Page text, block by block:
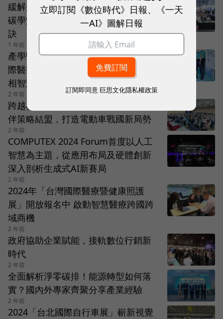
緩解企業碳焦慮！外貿協會首度舉辦
碳學堂，從實戰課程解鎖永續轉型秘
訣
1 年前
產學醫專家共議 AI 醫療未來 「台灣國
際醫療暨健康照護展」記者會搶先亮
相智慧醫療產品
2 年前
跨越界線 馳向未來---台灣串聯國際夥
伴策略結盟，打造電動車戰國新局勢
2 年前
COMPUTEX 2024 Forum首度以人工
智慧為主題，從應用布局及硬體創新
深入剖析生成式AI新賽局
2 年前
2024年「台灣國際醫療暨健康照護
展」開放報名中 啟動智慧醫療跨國跨
域商機
2 年前
政府協助企業賦能，接軌數位行銷新
時代
2 年前
全面解析淨零碳排！能源轉型如何落
實？國內外專家齊聚分享產業經驗
2 年前
2024「台北國際自行車展」嶄新視覺
立即訂閱《數位時代》日報、《一天
一AI》圖解日報
訂閱即同意 巨思文化隱私權政策